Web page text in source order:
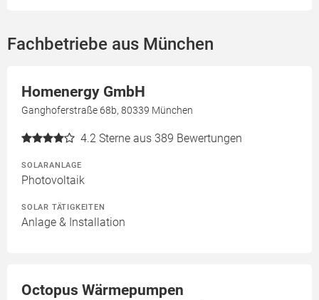
Fachbetriebe aus München
Homenergy GmbH
Ganghoferstraße 68b, 80339 München
4.2 Sterne aus 389 Bewertungen
SOLARANLAGE
Photovoltaik
SOLAR TÄTIGKEITEN
Anlage & Installation
Octopus Wärmepumpen